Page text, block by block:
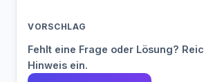
VORSCHLAG
Fehlt eine Frage oder Lösung?
Hinweis ein.